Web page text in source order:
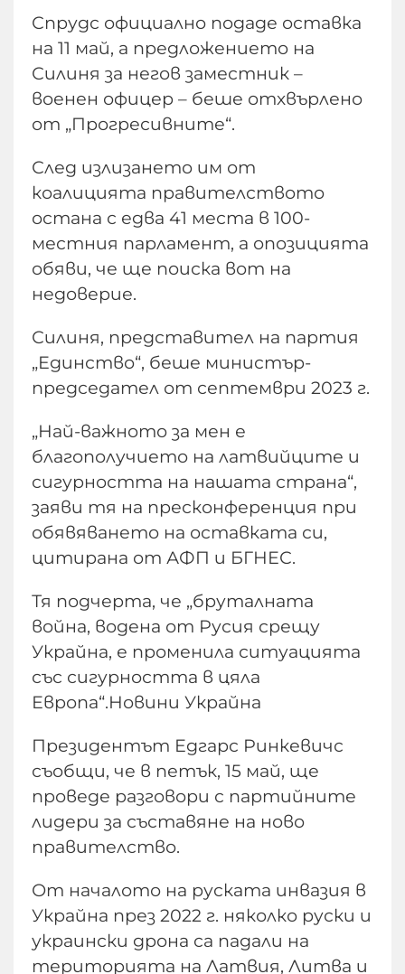
Спрудс официално подаде оставка
на 11 май, а предложението на
Силиня за негов заместник –
военен офицер – беше отхвърлено
от „Прогресивните“.
След излизането им от
коалицията правителството
остана с едва 41 места в 100-
местния парламент, а опозицията
обяви, че ще поиска вот на
недоверие.
Силиня, представител на партия
„Единство“, беше министър-
председател от септември 2023 г.
„Най-важното за мен е
благополучието на латвийците и
сигурността на нашата страна“,
заяви тя на пресконференция при
обявяването на оставката си,
цитирана от АФП и БГНЕС.
Тя подчерта, че „бруталната
война, водена от Русия срещу
Украйна, е променила ситуацията
със сигурността в цяла
Европа“.Новини Украйна
Президентът Едгарс Ринкевичс
съобщи, че в петък, 15 май, ще
проведе разговори с партийните
лидери за съставяне на ново
правителство.
От началото на руската инвазия в
Украйна през 2022 г. няколко руски и
украински дрона са падали на
територията на Латвия, Литва и